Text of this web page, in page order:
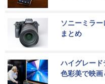
ソニーミラ
まとめ
ハイグレー
色彩美で映画